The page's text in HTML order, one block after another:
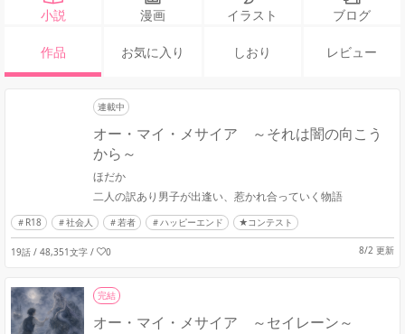
小説 漫画 イラスト ブログ
作品 お気に入り しおり レビュー
連載中
オー・マイ・メサイア ～それは闇の向こう
から～
ほだか
二人の訳あり男子が出逢い、惹かれ合っていく物語
R18 社会人 若者 ハッピーエンド ★コンテスト
19話 / 48,351文字 / 0 8/2 更新
完結
オー・マイ・メサイア ～セイレーン～